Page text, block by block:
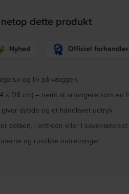
dette produkt
Nyhed Officiel forhandler
og liv på væggen
x D8 cm) – nemt at arrangere som en
dybde og et håndlavet udtryk
sofaen, i entréen eller i soveværelset
og rustikke indretninger